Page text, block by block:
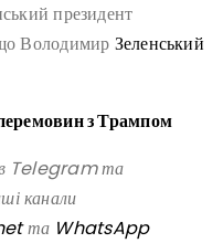
президент
Володимир Зеленський
з Трампом
Telegram та
канали
та WhatsApp